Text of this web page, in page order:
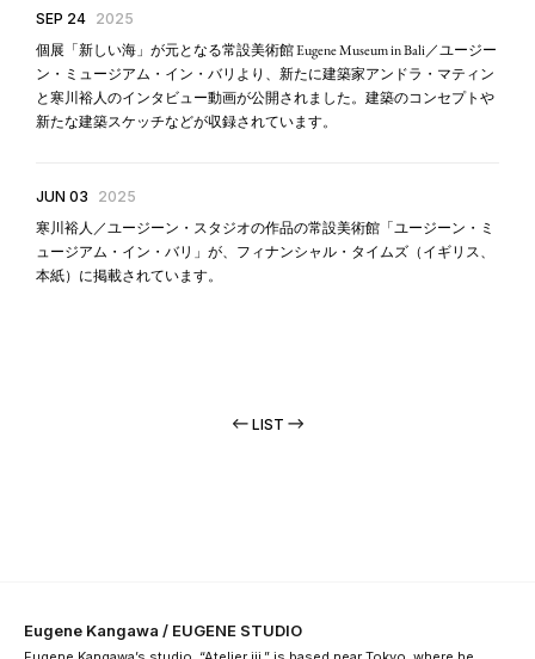
SEP 24 2025
個展「新しい海」が元となる常設美術館 Eugene Museum in Bali／ユージー
ン・ミュージアム・イン・バリより、新たに建築家アンドラ・マティン
と寒川裕人のインタビュー動画が公開されました。建築のコンセプトや
新たな建築スケッチなどが収録されています。
JUN 03 2025
寒川裕人／ユージーン・スタジオの作品の常設美術館「ユージーン・ミ
ュージアム・イン・バリ」が、フィナンシャル・タイムズ（イギリス、
本紙）に掲載されています。
LIST
Eugene Kangawa / EUGENE STUDIO